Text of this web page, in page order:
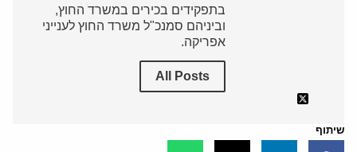
בתפקידים בכירים במשרד החוץ,
וביניהם סמנכ"ל משרד החוץ לענייני
אפריקה.
All Posts
שיתוף